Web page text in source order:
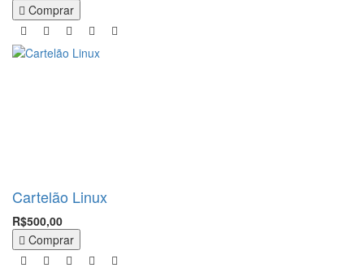
Comprar
Cartelão Linux
R$500,00
Comprar